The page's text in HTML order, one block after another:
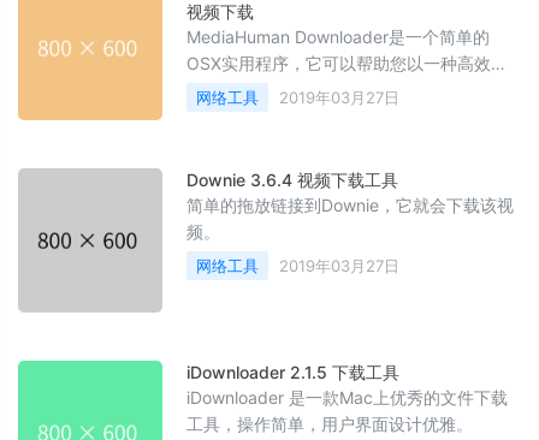
视频下载
MediaHuman Downloader是一个简单的
OSX实用程序，它可以帮助您以一种高效的
方式处理任务：可以同时处理多个视频，只
能提取音频，并且可以将歌曲发送到iTunes
网络工具 2019年03月27日
Downie 3.6.4 视频下载工具
简单的拖放链接到Downie，它就会下载该视
频。
网络工具 2019年03月27日
iDownloader 2.1.5 下载工具
iDownloader 是一款Mac上优秀的文件下载
工具，操作简单，用户界面设计优雅。